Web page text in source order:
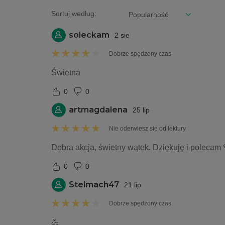
Sortuj według:
soleckam 2 sie
Dobrze spędzony czas
Świetna
0 0
artmagdalena 25 lip
Nie oderwiesz się od lektury
Dobra akcja, świetny wątek. Dziękuję i polecam
0 0
Stelmach47 21 lip
Dobrze spędzony czas
💪